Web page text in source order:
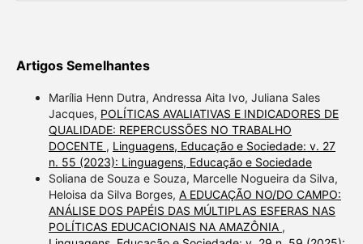
Artigos Semelhantes
Marília Henn Dutra, Andressa Aita Ivo, Juliana Sales
Jacques, POLÍTICAS AVALIATIVAS E INDICADORES DE
QUALIDADE: REPERCUSSÕES NO TRABALHO
DOCENTE , Linguagens, Educação e Sociedade: v. 27
n. 55 (2023): Linguagens, Educação e Sociedade
Soliana de Souza e Souza, Marcelle Nogueira da Silva,
Heloisa da Silva Borges, A EDUCAÇÃO NO/DO CAMPO:
ANÁLISE DOS PAPÉIS DAS MÚLTIPLAS ESFERAS NAS
POLÍTICAS EDUCACIONAIS NA AMAZÔNIA ,